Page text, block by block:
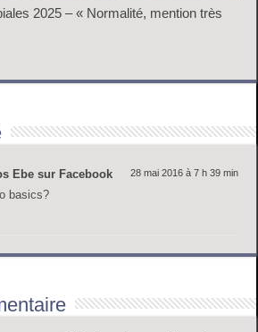
2025 – « Normalité, mention très
Ebe sur Facebook 28 mai 2016 à 7 h 39 min
basics?